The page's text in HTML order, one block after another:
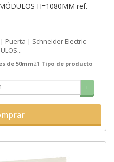
H=1080MM ref.
de 50mm21 Tipo de producto
+